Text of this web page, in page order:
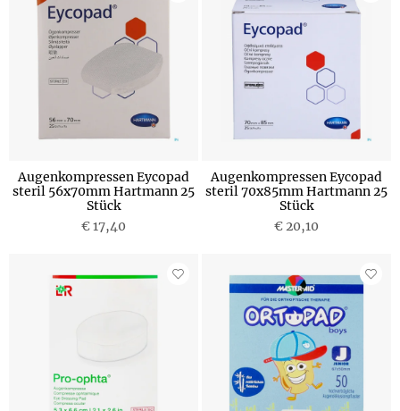
Augenkompressen Eycopad
steril 56x70mm Hartmann 25
Stück
€ 17,40
Augenkompressen Eycopad
steril 70x85mm Hartmann 25
Stück
€ 20,10